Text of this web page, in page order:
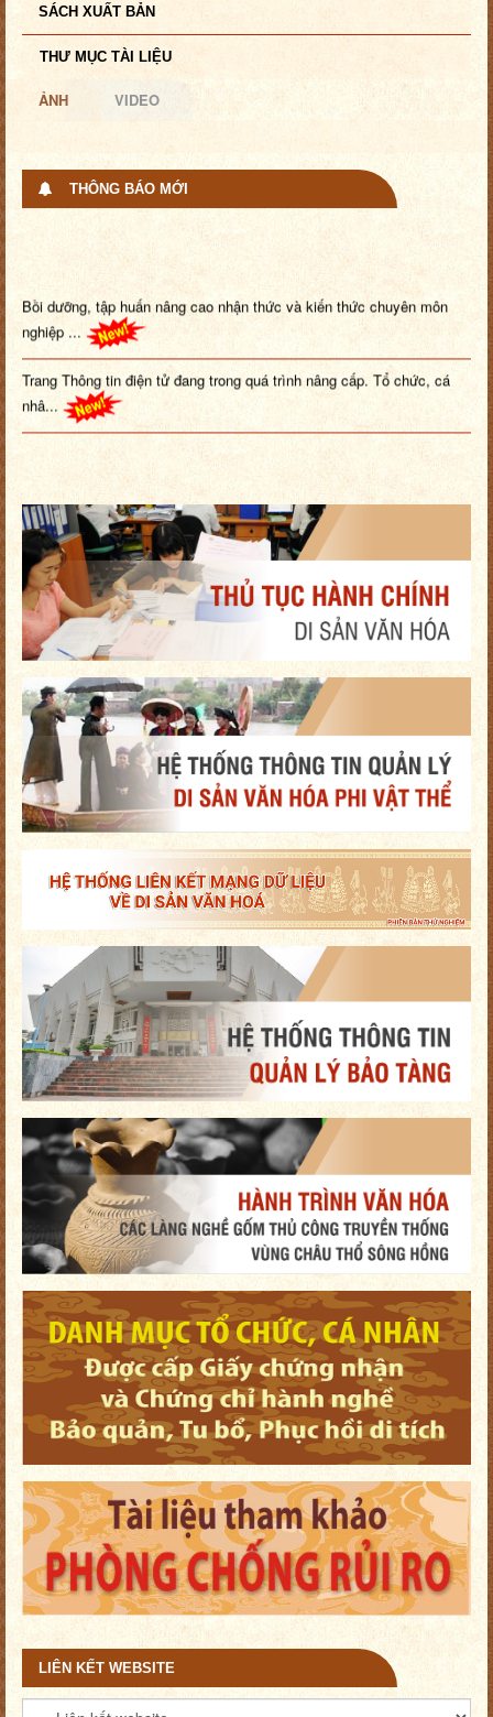
SÁCH XUẤT BẢN
THƯ MỤC TÀI LIỆU
ẢNH VIDEO
THÔNG BÁO MỚI
Bồi dưỡng, tập huấn nâng cao nhận thức và kiến thức chuyên môn
nghiệp ...
Trang Thông tin điện tử đang trong quá trình nâng cấp. Tổ chức, cá
nhâ...
LIÊN KẾT WEBSITE